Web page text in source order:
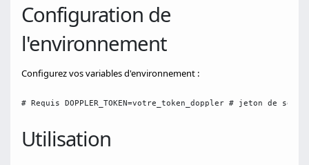
Configuration de
l'environnement
Configurez vos variables d'environnement :
# Requis DOPPLER_TOKEN=votre_token_doppler # jeton
Utilisation